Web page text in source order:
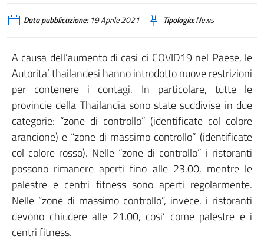
Data pubblicazione:19 Aprile 2021 Tipologia:News
A causa dell’aumento di casi di COVID19 nel Paese, le
Autorita’ thailandesi hanno introdotto nuove restrizioni
per contenere i contagi. In particolare, tutte le
provincie della Thailandia sono state suddivise in due
categorie: “zone di controllo” (identificate col colore
arancione) e “zone di massimo controllo” (identificate
col colore rosso). Nelle “zone di controllo” i ristoranti
possono rimanere aperti fino alle 23.00, mentre le
palestre e centri fitness sono aperti regolarmente.
Nelle “zone di massimo controllo”, invece, i ristoranti
devono chiudere alle 21.00, cosi’ come palestre e i
centri fitness.